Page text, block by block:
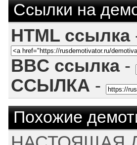
Ссылки на
HTML ссылка
BBC ссылка-
ССЫЛКА -
Похожие